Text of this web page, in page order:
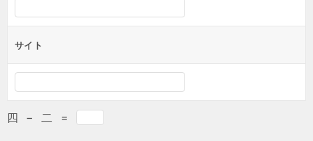
サイト
四 − 二 =